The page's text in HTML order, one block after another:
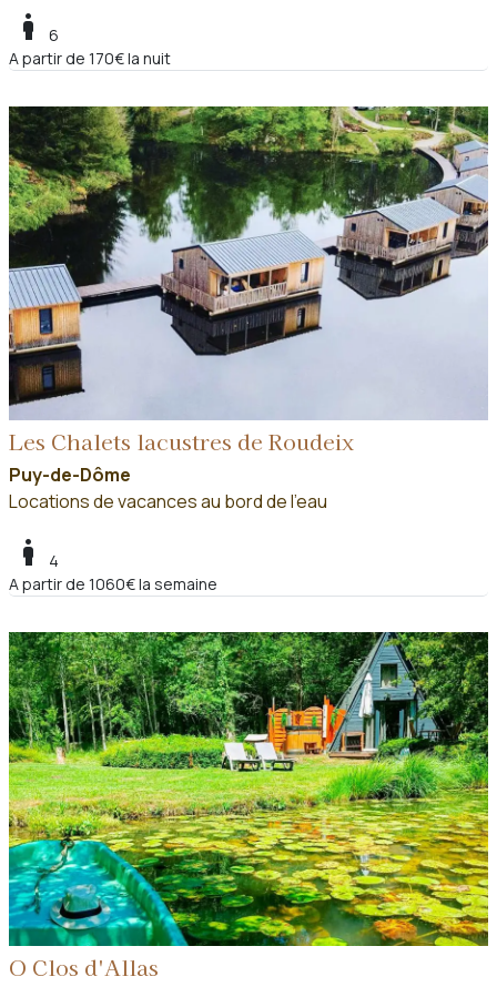
boy
6
A partir de 170€ la nuit
Les Chalets lacustres de Roudeix
Puy-de-Dôme
Locations de vacances au bord de l'eau
boy
4
A partir de 1060€ la semaine
O Clos d'Allas